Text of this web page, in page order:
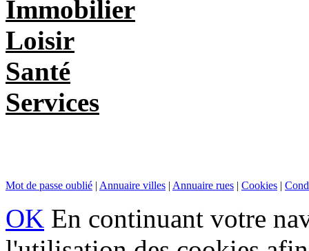
Immobilier
Loisir
Santé
Services
Mot de passe oublié | Annuaire villes | Annuaire rues | Cookies |
OK En continuant votre